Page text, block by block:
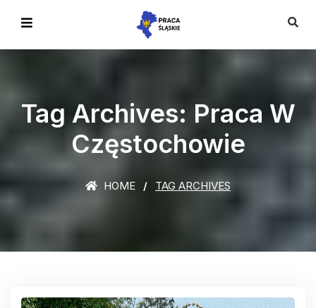
Tag Archives: Praca W
Częstochowie
HOME TAG ARCHIVES